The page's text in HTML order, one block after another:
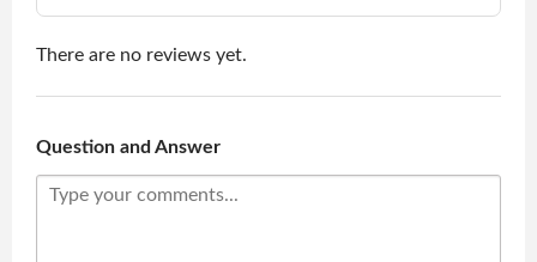
There are no reviews yet.
Question and Answer